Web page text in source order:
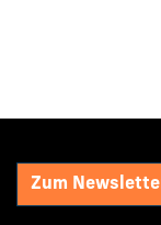
Zum